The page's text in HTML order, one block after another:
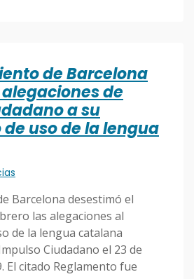
de Barcelona
de
a su
uso de la lengua
Barcelona desestimó el
las alegaciones al
de la lengua catalana
Ciudadano el 23 de
El citado Reglamento fue